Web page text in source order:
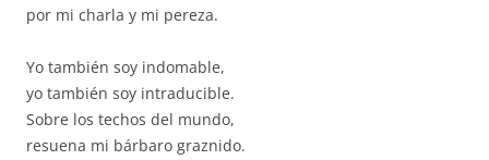
por mi charla y mi pereza.
Yo también soy indomable,
yo también soy intraducible.
Sobre los techos del mundo,
resuena mi bárbaro graznido.